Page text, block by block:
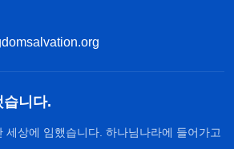
니다.
세상에 임했습니다. 하나님나라에 들어가고